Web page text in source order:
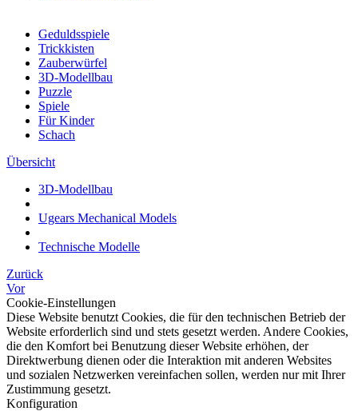
Geduldsspiele
Trickkisten
Zauberwürfel
3D-Modellbau
Puzzle
Spiele
Für Kinder
Schach
Übersicht
3D-Modellbau
Ugears Mechanical Models
Technische Modelle
Zurück
Vor
Cookie-Einstellungen
Diese Website benutzt Cookies, die für den technischen Betrieb der
Website erforderlich sind und stets gesetzt werden. Andere Cookies,
die den Komfort bei Benutzung dieser Website erhöhen, der
Direktwerbung dienen oder die Interaktion mit anderen Websites
und sozialen Netzwerken vereinfachen sollen, werden nur mit Ihrer
Zustimmung gesetzt.
Konfiguration